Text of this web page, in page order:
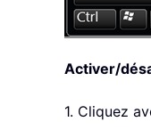
Activer/
1. Cliquez